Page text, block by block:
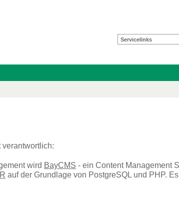
Servicelinks
verantwortlich:
wird BayCMS - ein Content Management
auf der Grundlage von PostgreSQL und PHP.